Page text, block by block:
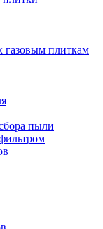
газовым плиткам
пыли